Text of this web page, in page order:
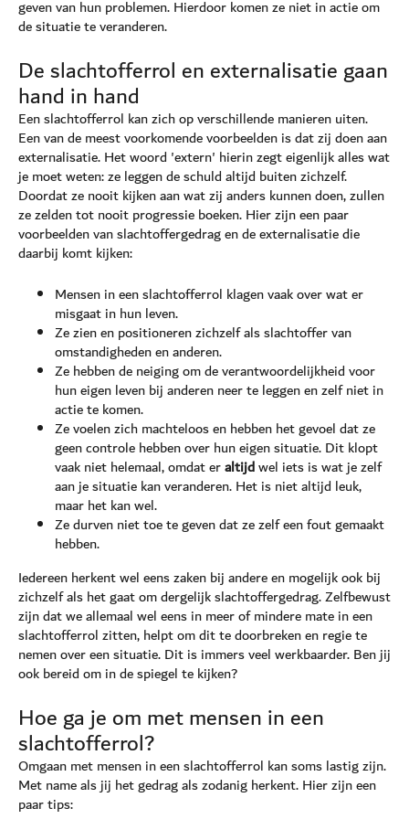
geven van hun problemen. Hierdoor komen ze niet in actie om
de situatie te veranderen.
De slachtofferrol en externalisatie gaan
hand in hand
Een slachtofferrol kan zich op verschillende manieren uiten.
Een van de meest voorkomende voorbeelden is dat zij doen aan
externalisatie. Het woord 'extern' hierin zegt eigenlijk alles wat
je moet weten: ze leggen de schuld altijd buiten zichzelf.
Doordat ze nooit kijken aan wat zij anders kunnen doen, zullen
ze zelden tot nooit progressie boeken. Hier zijn een paar
voorbeelden van slachtoffergedrag en de externalisatie die
daarbij komt kijken:
Mensen in een slachtofferrol klagen vaak over wat er
misgaat in hun leven.
Ze zien en positioneren zichzelf als slachtoffer van
omstandigheden en anderen.
Ze hebben de neiging om de verantwoordelijkheid voor
hun eigen leven bij anderen neer te leggen en zelf niet in
actie te komen.
Ze voelen zich machteloos en hebben het gevoel dat ze
geen controle hebben over hun eigen situatie. Dit klopt
vaak niet helemaal, omdat eraltijdwel iets is wat je zelf
aan je situatie kan veranderen. Het is niet altijd leuk,
maar het kan wel.
Ze durven niet toe te geven dat ze zelf een fout gemaakt
hebben.
Iedereen herkent wel eens zaken bij andere en mogelijk ook bij
zichzelf als het gaat om dergelijk slachtoffergedrag. Zelfbewust
zijn dat we allemaal wel eens in meer of mindere mate in een
slachtofferrol zitten, helpt om dit te doorbreken en regie te
nemen over een situatie. Dit is immers veel werkbaarder. Ben jij
ook bereid om in de spiegel te kijken?
Hoe ga je om met mensen in een
slachtofferrol?
Omgaan met mensen in een slachtofferrol kan soms lastig zijn.
Met name als jij het gedrag als zodanig herkent. Hier zijn een
paar tips: